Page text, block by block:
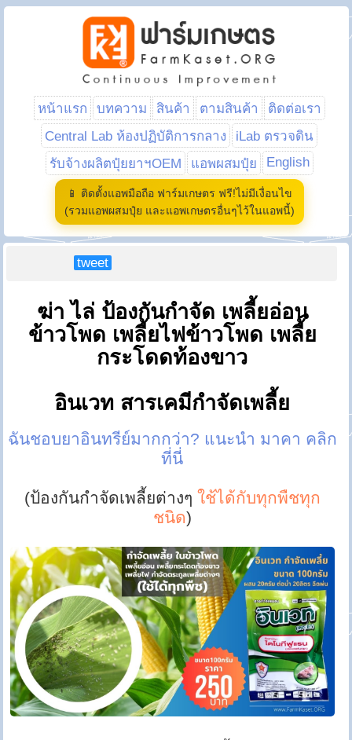
หน้าแรก บทความ สินค้า ตามสินค้า
ติดต่อเรา
Central Lab ห้องปฏิบัติการกลาง
iLab ตรวจดิน
รับจ้างผลิตปุ๋ยยาฯOEM
แอพผสมปุ๋ย English
📱 ติดตั้งแอพมือถือ ฟาร์มเกษตร ฟรี!ไม่มีเงื่อนไข
(รวมแอพผสมปุ๋ย และแอพเกษตรอื่นๆไว้ในแอพนี้)
tweet
ฆ่า ไล่ ป้องกันกำจัด เพลี้ยอ่อน
ข้าวโพด เพลี้ยไฟข้าวโพด เพลี้ย
กระโดดท้องขาว
อินเวท สารเคมีกำจัดเพลี้ย
ฉันชอบยาอินทรีย์มากกว่า? แนะนำ มาคา คลิก
ที่นี่
(ป้องกันกำจัดเพลี้ยต่างๆ ใช้ได้กับทุกพืชทุก
ชนิด)